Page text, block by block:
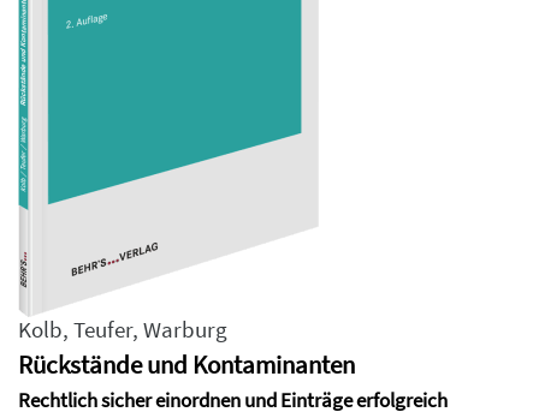
Kolb, Teufer, Warburg
Rückstände und Kontaminanten
Rechtlich sicher einordnen und Einträge erfolgreich